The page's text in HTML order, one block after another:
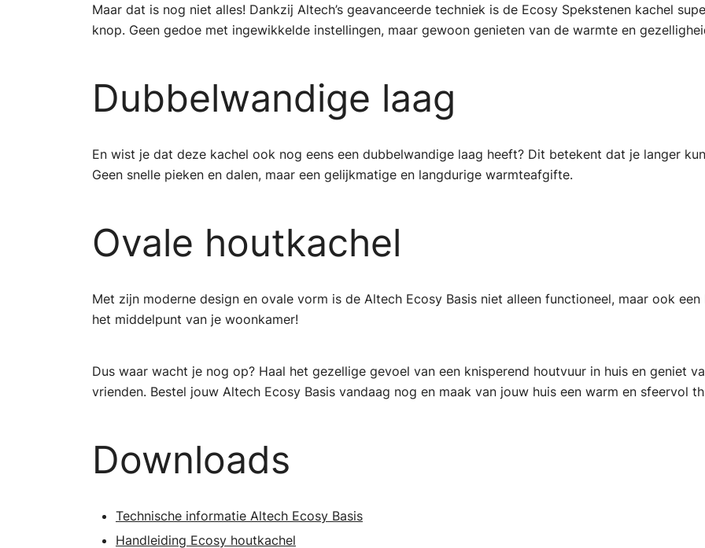
Maar dat is nog niet alles! Dankzij Altech’s geavanceerde techniek is de Ecosy Spekstenen kachel
knop. Geen gedoe met ingewikkelde instellingen, maar gewoon genieten van de warmte en
Dubbelwandige laag
En wist je dat deze kachel ook nog eens een dubbelwandige laag heeft? Dit betekent dat je langer
Geen snelle pieken en dalen, maar een gelijkmatige en langdurige warmteafgifte.
Ovale houtkachel
Met zijn moderne design en ovale vorm is de Altech Ecosy Basis niet alleen functioneel, maar ook
het middelpunt van je woonkamer!
Dus waar wacht je nog op? Haal het gezellige gevoel van een knisperend houtvuur in huis en geniet
vrienden. Bestel jouw Altech Ecosy Basis vandaag nog en maak van jouw huis een warm en sfeervol
Downloads
Technische informatie Altech Ecosy Basis
Handleiding Ecosy houtkachel